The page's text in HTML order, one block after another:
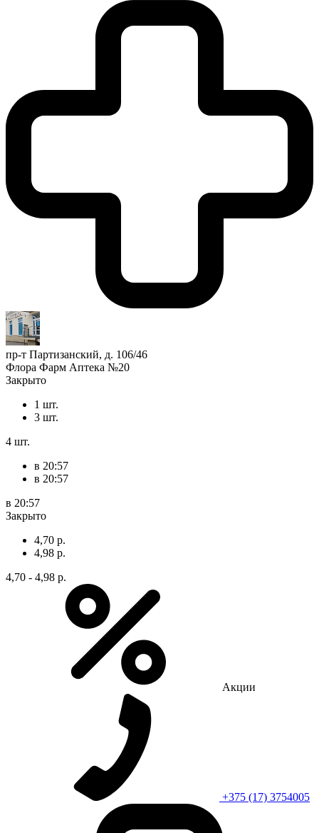
пр-т Партизанский, д. 106/46
Флора Фарм Аптека №20
Закрыто
1 шт.
3 шт.
4 шт.
в 20:57
в 20:57
в 20:57
Закрыто
4,70 р.
4,98 р.
4,70 - 4,98 р.
Акции
+375 (17) 3754005